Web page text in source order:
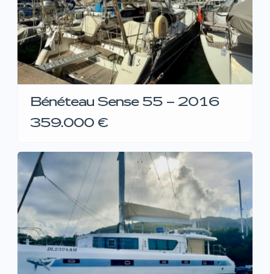
Bénéteau Sense 55 – 2016
359.000 €